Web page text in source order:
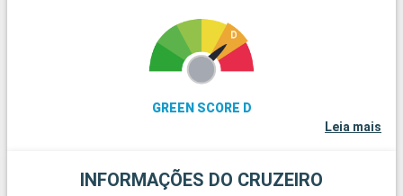
GREEN SCORE D
Leia mais
INFORMAÇÕES DO CRUZEIRO